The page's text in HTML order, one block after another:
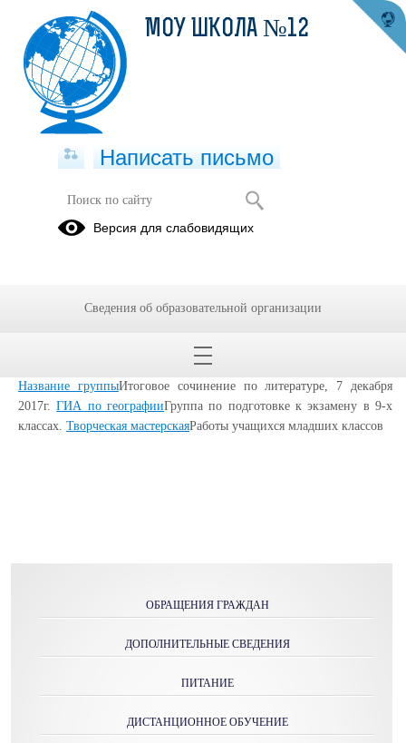
Мои группы
Название группыИтоговое сочинение по литературе, 7 декабря
2017г. ГИА по географииГруппа по подготовке к экзамену в 9-х
классах. Творческая мастерскаяРаботы учащихся младших классов
ОБРАЩЕНИЯ ГРАЖДАН
ДОПОЛНИТЕЛЬНЫЕ СВЕДЕНИЯ
ПИТАНИЕ
ДИСТАНЦИОННОЕ ОБУЧЕНИЕ
МОУ ШКОЛА №12
Написать письмо
Версия для слабовидящих
Сведения об образовательной организации